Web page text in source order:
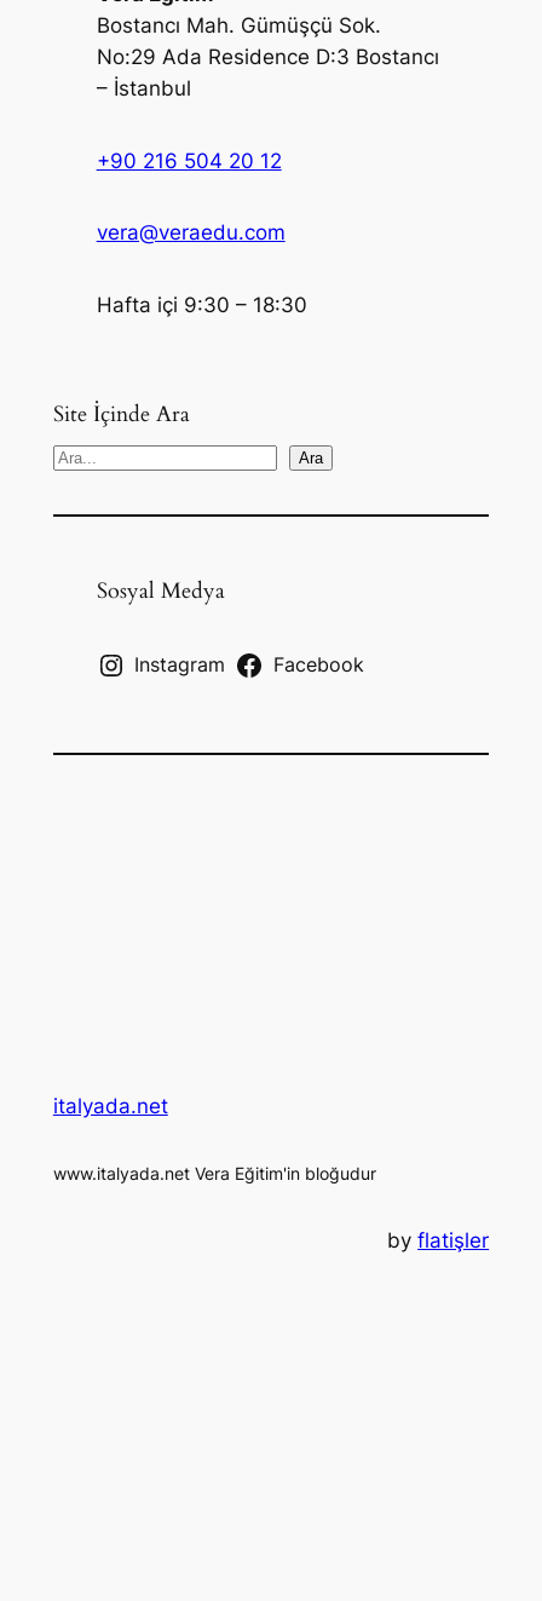
Bostancı Mah. Gümüşçü Sok.
No:29 Ada Residence D:3 Bostancı
– İstanbul
+90 216 504 20 12
vera@veraedu.com
Hafta içi 9:30 – 18:30
Site İçinde Ara
S
a
Ara
Sosyal Medya
Instagram Facebook
italyada.net
www.italyada.net Vera Eğitim'in bloğudur
byflatişler